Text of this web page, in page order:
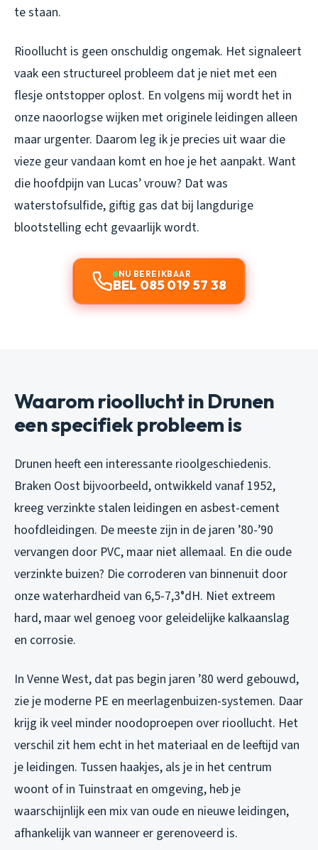
te staan.
Rioollucht is geen onschuldig ongemak. Het signaleert
vaak een structureel probleem dat je niet met een
flesje ontstopper oplost. En volgens mij wordt het in
onze naoorlogse wijken met originele leidingen alleen
maar urgenter. Daarom leg ik je precies uit waar die
vieze geur vandaan komt en hoe je het aanpakt. Want
die hoofdpijn van Lucas’ vrouw? Dat was
waterstofsulfide, giftig gas dat bij langdurige
blootstelling echt gevaarlijk wordt.
NU BEREIKBAAR
BEL 085 019 57 38
Waarom rioollucht in Drunen
een specifiek probleem is
Drunen heeft een interessante rioolgeschiedenis.
Braken Oost bijvoorbeeld, ontwikkeld vanaf 1952,
kreeg verzinkte stalen leidingen en asbest-cement
hoofdleidingen. De meeste zijn in de jaren ’80-’90
vervangen door PVC, maar niet allemaal. En die oude
verzinkte buizen? Die corroderen van binnenuit door
onze waterhardheid van 6,5-7,3°dH. Niet extreem
hard, maar wel genoeg voor geleidelijke kalkaanslag
en corrosie.
In Venne West, dat pas begin jaren ’80 werd gebouwd,
zie je moderne PE en meerlagenbuizen-systemen. Daar
krijg ik veel minder noodoproepen over rioollucht. Het
verschil zit hem echt in het materiaal en de leeftijd van
je leidingen. Tussen haakjes, als je in het centrum
woont of in Tuinstraat en omgeving, heb je
waarschijnlijk een mix van oude en nieuwe leidingen,
afhankelijk van wanneer er gerenoveerd is.